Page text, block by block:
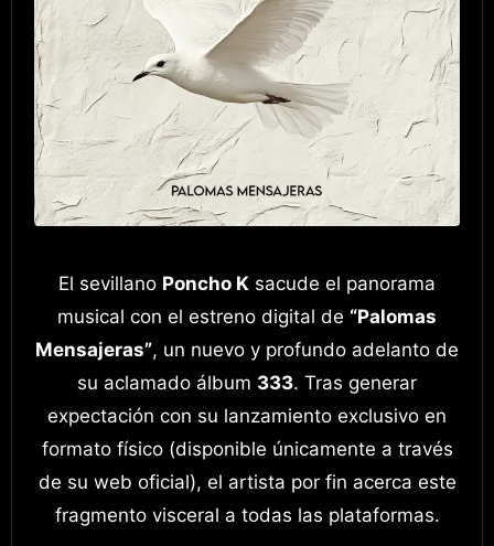
El sevillano Poncho K sacude el panorama
musical con el estreno digital de “Palomas
Mensajeras”, un nuevo y profundo adelanto de
su aclamado álbum 333. Tras generar
expectación con su lanzamiento exclusivo en
formato físico (disponible únicamente a través
de su web oficial), el artista por fin acerca este
fragmento visceral a todas las plataformas.